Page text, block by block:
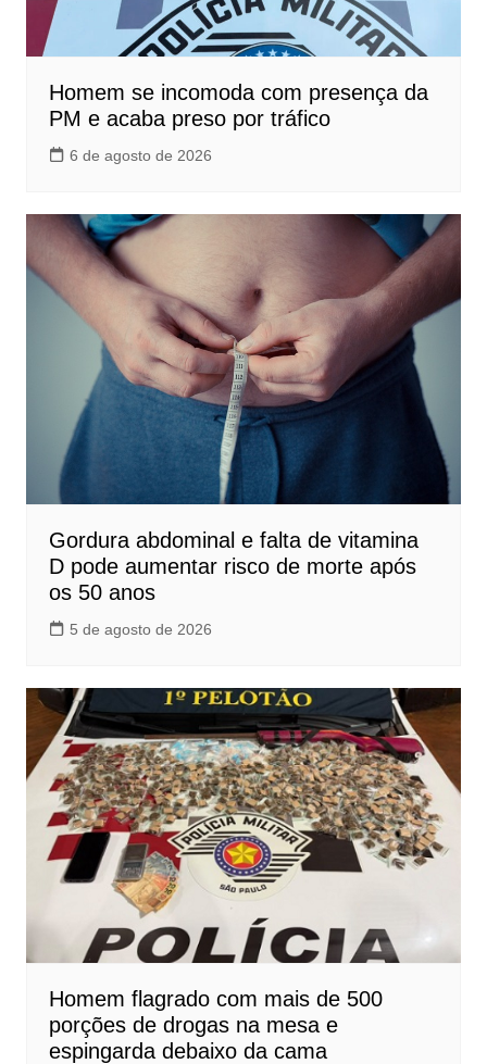
Homem se incomoda com presença da
PM e acaba preso por tráfico
6 de agosto de 2026
Gordura abdominal e falta de vitamina
D pode aumentar risco de morte após
os 50 anos
5 de agosto de 2026
Homem flagrado com mais de 500
porções de drogas na mesa e
espingarda debaixo da cama